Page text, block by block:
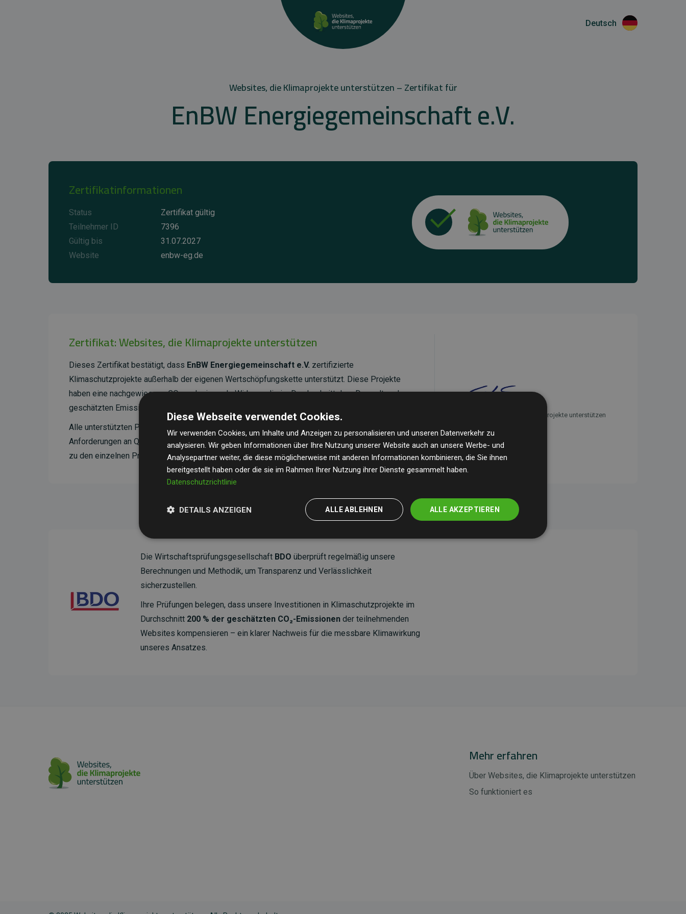
Deutsch
Websites, die Klimaprojekte unterstützen – Zertifikat für
EnBW Energiegemeinschaft e.V.
Zertifikatinformationen
Status
Zertifikat gültig
Teilnehmer ID
7396
Gültig bis
31.07.2027
Website
enbw-eg.de
Zertifikat: Websites, die Klimaprojekte unterstützen
Dieses Zertifikat bestätigt, dass EnBW Energiegemeinschaft e.V. zertifizierte
Klimaschutzprojekte außerhalb der eigenen Wertschöpfungskette unterstützt. Diese Projekte
haben eine nachgewiesene CO₂-reduzierende Wirkung, die im Durchschnitt dem Doppelten der
geschätzten Emissionen der Website entspricht.
Alle unterstützten Projekte werden durch
Anforderungen an Qualität, tatsächliche Klimawirkung und Transparenz. Weitere Informationen
zu den einzelnen Projekten findenSie hier.
Initiative Websites, die Klimaprojekte unterstützen
Die Wirtschaftsprüfungsgesellschaft BDO überprüft regelmäßig unsere
Berechnungen und Methodik, um Transparenz und Verlässlichkeit
sicherzustellen.
Ihre Prüfungen belegen, dass unsere Investitionen in Klimaschutzprojekte im
Durchschnitt 200 % der geschätzten CO₂-Emissionen der teilnehmenden
Websites kompensieren – ein klarer Nachweis für die messbare Klimawirkung
unseres Ansatzes.
Mehr erfahren
Über Websites, die Klimaprojekte unterstützen
So funktioniert es
Diese Webseite verwendet Cookies.
Wir verwenden Cookies, um Inhalte und Anzeigen zu personalisieren und unseren Datenverkehr zu
analysieren. Wir geben Informationen über Ihre Nutzung unserer Website auch an unsere Werbe- und
Analysepartner weiter, die diese möglicherweise mit anderen Informationen kombinieren, die Sie ihnen
bereitgestellt haben oder die sie im Rahmen Ihrer Nutzung ihrer Dienste gesammelt haben.
Datenschutzrichtlinie
ALLE AKZEPTIEREN
ALLE ABLEHNEN
DETAILS ANZEIGEN